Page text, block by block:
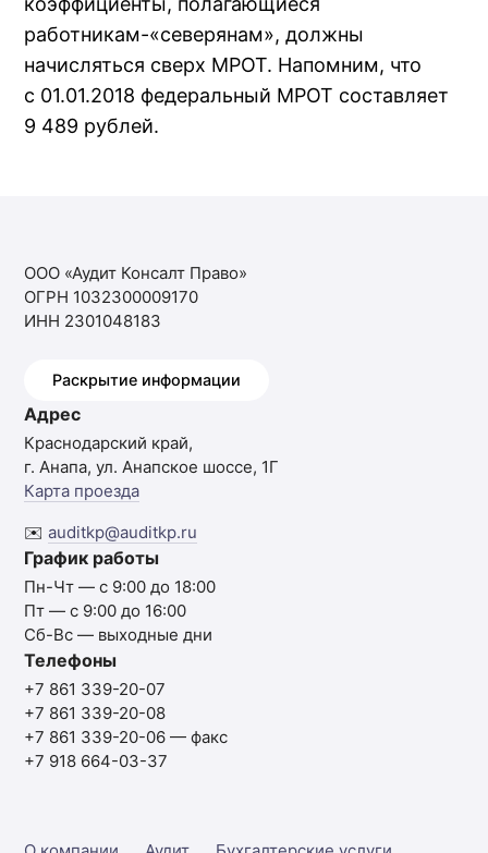
работникам-«северянам», должны
начисляться сверх МРОТ. Напомним, что
с 01.01.2018 федеральный МРОТ составляет
9 489 рублей.
ООО «Аудит Консалт Право»
ОГРН 1032300009170
ИНН 2301048183
Раскрытие информации
Адрес
Краснодарский край,
г. Анапа, ул. Анапское шоссе, 1Г
Карта проезда
✉️auditkp@auditkp.ru
График работы
Пн-Чт — с 9:00 до 18:00
Пт — с 9:00 до 16:00
Сб-Вс — выходные дни
Телефоны
+7 861 339-20-07
+7 861 339-20-08
+7 861 339-20-06 — факс
+7 918 664-03-37